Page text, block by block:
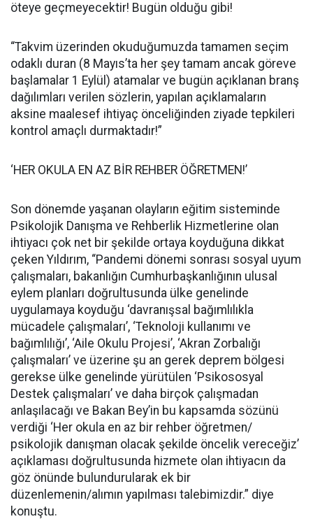
öteye geçmeyecektir! Bugün olduğu gibi!
“Takvim üzerinden okuduğumuzda tamamen seçim
odaklı duran (8 Mayıs’ta her şey tamam ancak göreve
başlamalar 1 Eylül) atamalar ve bugün açıklanan branş
dağılımları verilen sözlerin, yapılan açıklamaların
aksine maalesef ihtiyaç önceliğinden ziyade tepkileri
kontrol amaçlı durmaktadır!”
‘HER OKULA EN AZ BİR REHBER ÖĞRETMEN!’
Son dönemde yaşanan olayların eğitim sisteminde
Psikolojik Danışma ve Rehberlik Hizmetlerine olan
ihtiyacı çok net bir şekilde ortaya koyduğuna dikkat
çeken Yıldırım, “Pandemi dönemi sonrası sosyal uyum
çalışmaları, bakanlığın Cumhurbaşkanlığının ulusal
eylem planları doğrultusunda ülke genelinde
uygulamaya koyduğu ‘davranışsal bağımlılıkla
mücadele çalışmaları’, ‘Teknoloji kullanımı ve
bağımlılığı’, ‘Aile Okulu Projesi’, ‘Akran Zorbalığı
çalışmaları’ ve üzerine şu an gerek deprem bölgesi
gerekse ülke genelinde yürütülen ‘Psikososyal
Destek çalışmaları’ ve daha birçok çalışmadan
anlaşılacağı ve Bakan Bey’in bu kapsamda sözünü
verdiği ‘Her okula en az bir rehber öğretmen/
psikolojik danışman olacak şekilde öncelik vereceğiz’
açıklaması doğrultusunda hizmete olan ihtiyacın da
göz önünde bulundurularak ek bir
düzenlemenin/alımın yapılması talebimizdir.” diye
konuştu.